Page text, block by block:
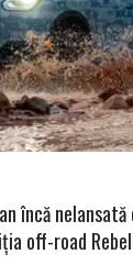
încă
off-road